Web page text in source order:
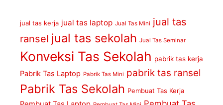
jual tas kerja jual tas laptop Jual Tas Mini jual tas
ransel jual tas sekolah Jual Tas Seminar
Konveksi Tas Sekolah pabrik tas kerja
Pabrik Tas Laptop Pabrik Tas Mini pabrik tas ransel
Pabrik Tas Sekolah Pembuat Tas Kerja